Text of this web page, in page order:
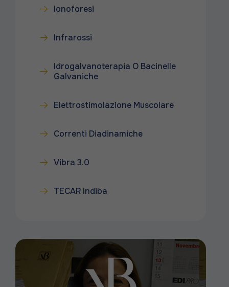
Ionoforesi
Infrarossi
Idrogalvanoterapia O Bacinelle
Galvaniche
Elettrostimolazione Muscolare
Correnti Diadinamiche
Vibra 3.0
TECAR Indiba